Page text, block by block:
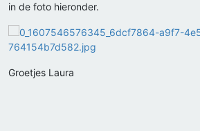
in de foto hieronder.
Groetjes Laura